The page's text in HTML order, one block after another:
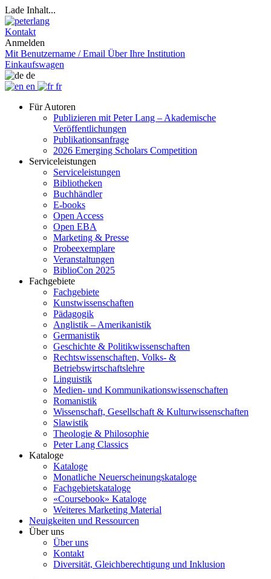
Lade Inhalt...
Kontakt
Anmelden
Mit Benutzername / Email Über Ihre Institution
Einkaufswagen
de
en
fr
Für Autoren
Publizieren mit Peter Lang – Akademische
Veröffentlichungen
Publikationsanfrage
2026 Emerging Scholars Competition
Serviceleistungen
Serviceleistungen
Bibliotheken
Buchhändler
E-books
Open Access
Open EBA
Marketing & Presse
Probeexemplare
Veranstaltungen
BiblioCon 2025
Fachgebiete
Fachgebiete
Kunstwissenschaften
Pädagogik
Anglistik – Amerikanistik
Germanistik
Geschichte & Politikwissenschaften
Rechtswissenschaften, Volks- &
Betriebswirtschaftslehre
Linguistik
Medien- und Kommunikationswissenschaften
Romanistik
Wissenschaft, Gesellschaft & Kulturwissenschaften
Slawistik
Theologie & Philosophie
Peter Lang Classics
Kataloge
Kataloge
Monatliche Neuerscheinungskataloge
Fachgebietskataloge
«Coursebook» Kataloge
Weiteres Marketing Material
Neuigkeiten und Ressourcen
Über uns
Über uns
Kontakt
Diversität, Gleichberechtigung und Inklusion